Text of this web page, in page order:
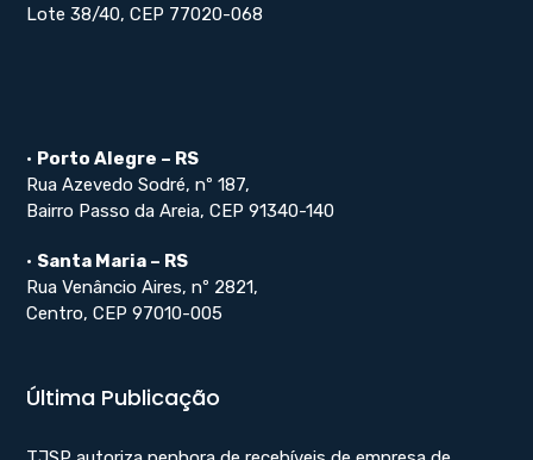
Lote 38/40, CEP 77020-068
• Porto Alegre – RS
Rua Azevedo Sodré, nº 187,
Bairro Passo da Areia, CEP 91340-140
• Santa Maria – RS
Rua Venâncio Aires, nº 2821,
Centro, CEP 97010-005
Última Publicação